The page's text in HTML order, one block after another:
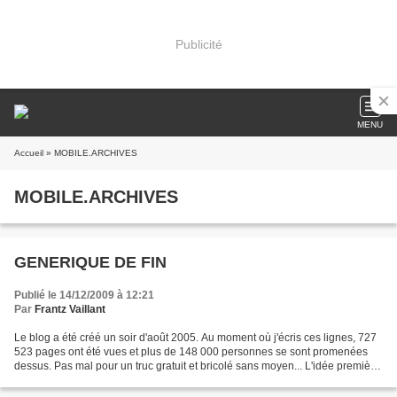
Publicité
MENU
Accueil » MOBILE.ARCHIVES
MOBILE.ARCHIVES
GENERIQUE DE FIN
Publié le 14/12/2009 à 12:21
Par Frantz Vaillant
Le blog a été créé un soir d'août 2005. Au moment où j'écris ces lignes, 727
523 pages ont été vues et plus de 148 000 personnes se sont promenées
dessus. Pas mal pour un truc gratuit et bricolé sans moyen... L'idée première